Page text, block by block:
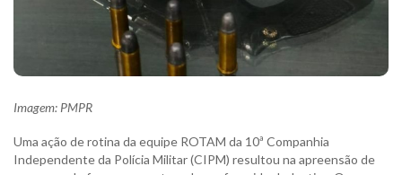
Imagem: PMPR
Uma ação de rotina da equipe ROTAM da 10ª Companhia
Independente da Polícia Militar (CIPM) resultou na apreensão de